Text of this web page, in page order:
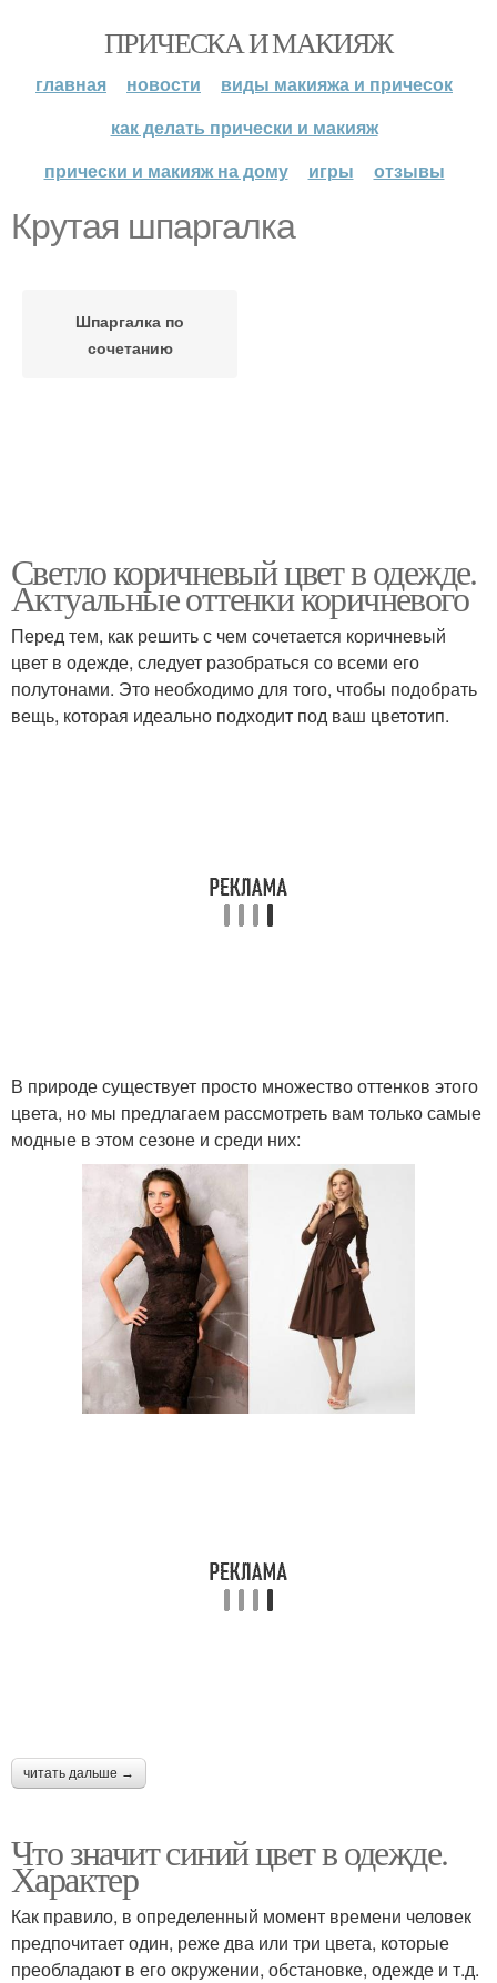
ПРИЧЕСКА И МАКИЯЖ
главная новости
виды макияжа и причесок
как делать прически и макияж
прически и макияж на дому
игры отзывы
Крутая шпаргалка
Шпаргалка по
сочетанию
Светло коричневый цвет в одежде.
Актуальные оттенки коричневого
Перед тем, как решить с чем сочетается коричневый
цвет в одежде, следует разобраться со всеми его
полутонами. Это необходимо для того, чтобы подобрать
вещь, которая идеально подходит под ваш цветотип.
В природе существует просто множество оттенков этого
цвета, но мы предлагаем рассмотреть вам только самые
модные в этом сезоне и среди них:
читать дальше →
Что значит синий цвет в одежде.
Характер
Как правило, в определенный момент времени человек
предпочитает один, реже два или три цвета, которые
преобладают в его окружении, обстановке, одежде и т.д.